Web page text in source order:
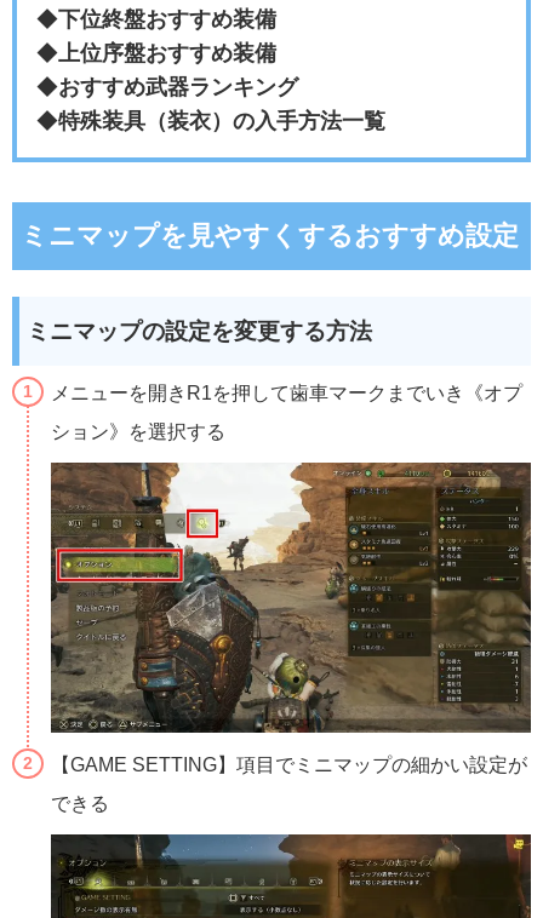
◆下位終盤おすすめ装備
◆ 上位序盤おすすめ装備
◆おすすめ武器ランキング
◆特殊装具（装衣）の入手方法一覧
ミニマップを見やすくするおすすめ設定
ミニマップの設定を変更する方法
メニューを開きR1を押して歯車マークまでいき《オプ
ション》を選択する
【GAME SETTING】項目でミニマップの細かい設定が
できる